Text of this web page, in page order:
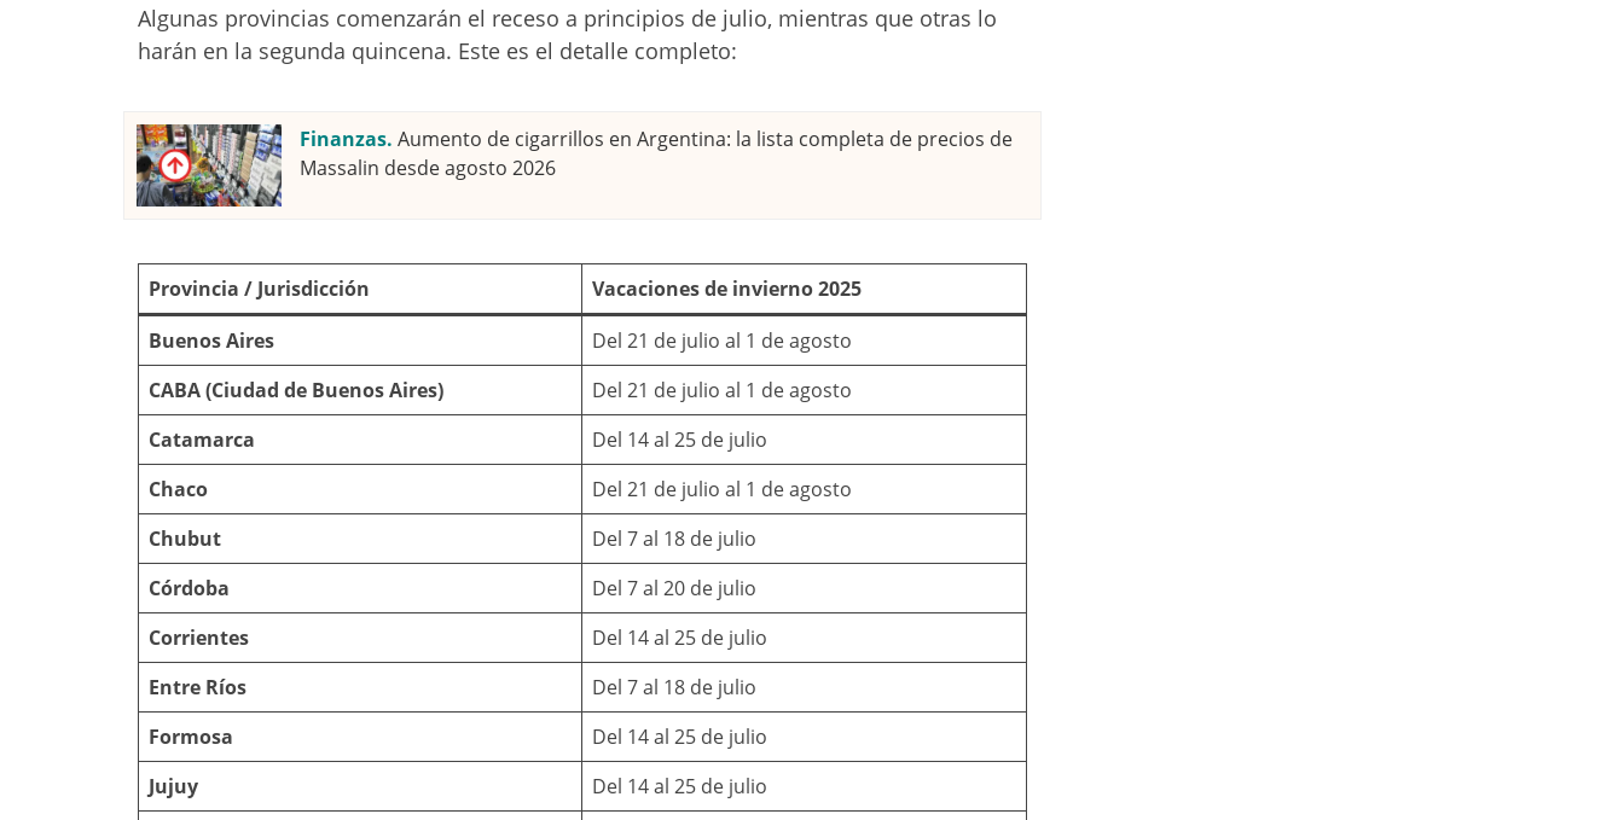
Algunas provincias comenzarán el receso a principios de julio, mientras que otras lo
harán en la segunda quincena. Este es el detalle completo:
Finanzas. Aumento de cigarrillos en Argentina: la lista completa de precios de
Massalin desde agosto 2026
Provincia / Jurisdicción
Vacaciones de invierno 2025
Buenos Aires
Del 21 de julio al 1 de agosto
CABA (Ciudad de Buenos Aires)
Del 21 de julio al 1 de agosto
Catamarca
Del 14 al 25 de julio
Chaco
Del 21 de julio al 1 de agosto
Chubut
Del 7 al 18 de julio
Córdoba
Del 7 al 20 de julio
Corrientes
Del 14 al 25 de julio
Entre Ríos
Del 7 al 18 de julio
Formosa
Del 14 al 25 de julio
Jujuy
Del 14 al 25 de julio